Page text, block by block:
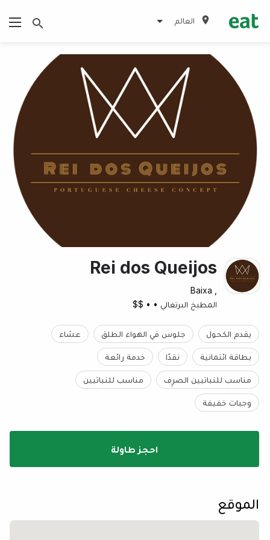
العالم
Rei dos Queijos
المطبخ البرتغالي •
•
$$
يقدم الكحول جلوس في الهواء الطلق عشاء
بطاقة ائتمانية نقدًا خدمة رائعة
مناسب للنباتيين الصرِف مناسب للنباتيين
وجبات خفيفة
احجز طاولة
الموقع